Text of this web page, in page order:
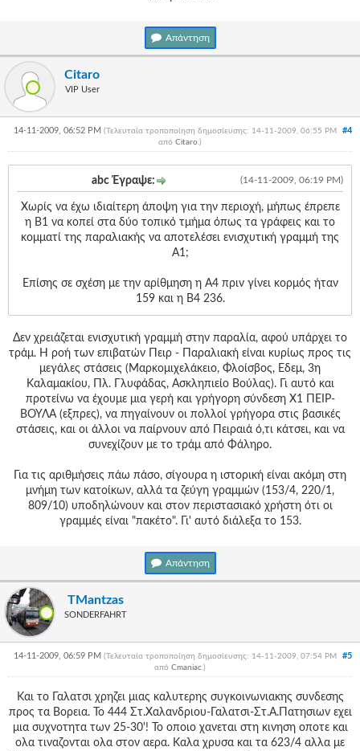
Απάντηση
Citaro
VIP User
#4
14-11-2009, 06:52 PM (Τελευταία τροποποίηση δημοσίευσης: 14-11-2009, 06:55 PM
από Citaro.)
(14-11-2009, 06:19 PM)
abc Έγραψε:
Χωρίς να έχω ιδιαίτερη άποψη για την περιοχή, μήπως έπρεπε
η Β1 να κοπεί στα δύο τοπικό τμήμα όπως τα γράφεις και το
κομματί της παραλιακής να αποτελέσει ενισχυτική γραμμή της
Α1;
Επίσης σε σχέση με την αρίθμηση η Α4 πριν γίνει κορμός ήταν
159 και η Β4 236.
Δεν χρειάζεται ενισχυτική γραμμή στην παραλία, αφού υπάρχει το
τράμ. Η ροή των επιβατών Πειρ - Παραλιακή είναι κυρίως προς τις
μεγάλες στάσεις (Μαρκομιχελάκειο, Φλοίσβος, Εδεμ, 3η
Καλαμακίου, Πλ. Γλυφάδας, Ασκληπιείο Βούλας). Γι αυτό και
προτείνω να έχουμε μια γερή και γρήγορη σύνδεση Χ1 ΠΕΙΡ-
ΒΟΥΛΑ (εξπρες), να πηγαίνουν οι πολλοί γρήγορα στις βασικές
στάσεις, και οι άλλοι να παίρνουν από Πειραιά ό,τι κάτσει, και να
συνεχίζουν με το τράμ από Φάληρο.
Για τις αριθμήσεις πάω πάσο, σίγουρα η ιστορική είναι ακόμη στη
μνήμη των κατοίκων, αλλά τα ζεύγη γραμμών (153/4, 220/1,
809/10) υποδηλώνουν και στον περιστασιακό χρήστη ότι οι
γραμμές είναι "πακέτο". Γι' αυτό διάλεξα το 153.
Απάντηση
TMantzas
SONDERFAHRT
#5
14-11-2009, 06:59 PM (Τελευταία τροποποίηση δημοσίευσης: 14-11-2009, 07:54 PM
από Cmaniac.)
Και το Γαλατσι χρηζει μιας καλυτερης συγκοινωνιακης συνδεσης
προς τα Βορεια. Το 444 Στ.Χαλανδριου-Γαλατσι-Στ.Α.Πατησιων εχει
μια συχνοτητα των 25-30'! Το οποιο χανεται στη κινηση οποτε και
ολα τιναζονται ολα στον αερα. Καλα χρυσα και τα 623/4 αλλα με